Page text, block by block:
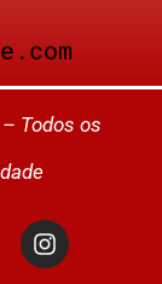
Todos os